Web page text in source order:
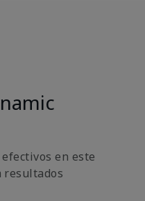
en este